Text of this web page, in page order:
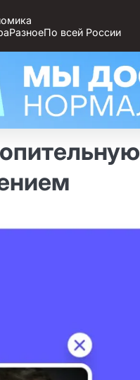
РазноеПо всей России